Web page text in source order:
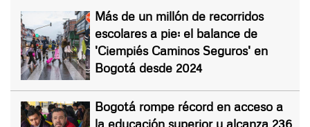
Más de un millón de recorridos
escolares a pie: el balance de
'Ciempiés Caminos Seguros' en
Bogotá desde 2024
Bogotá rompe récord en acceso a
la educación superior y alcanza 236